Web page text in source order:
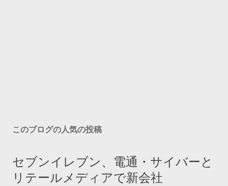
このブログの人気の投稿
セブンイレブン、電通・サイバーと
リテールメディアで新会社